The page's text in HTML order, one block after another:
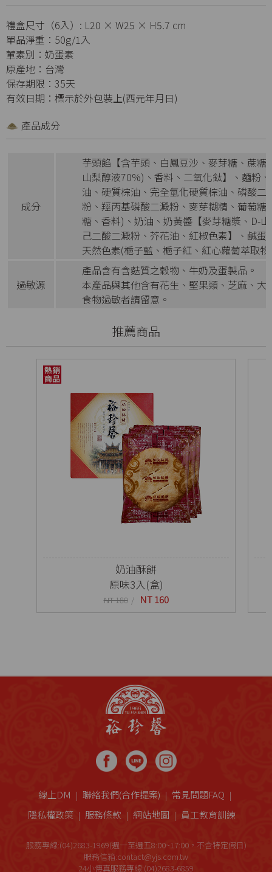
禮盒尺寸（6入）: L20 × W25 × H5.7 cm
單品淨重：50g/1入
葷素別：奶蛋素
原產地：台灣
保存期限：35天
有效日期：標示於外包裝上(西元年月日)
產品成分
成分
芋頭餡【含芋頭、白鳳豆沙、麥芽糖、蔗
山梨醇液70%)、香料、二氧化鈦】、麵粉
油、硬質棕油、完全氫化硬質棕油、磷酸
粉、羥丙基磷酸二澱粉、麥芽糊精、葡萄
糖、香料)、奶油、奶黃醬【麥芽糖漿、D-
己二酸二澱粉、芥花油、紅椒色素】、鹹
天然色素(梔子藍、梔子紅、紅心蘿蔔萃取
過敏源
產品含有含麩質之穀物、牛奶及蛋製品。
本產品與其他含有花生、堅果類、芝麻、
食物過敏者請留意。
推薦商品
奶油酥餅
原味3入(盒)
NT 180 NT 160
線上DM 聯絡我們(合作提案)
常見問題FAQ
隱私權政策
服務條款 網站地圖 員工教育訓練
服務專線:(04)2683-1969(週一至週五8:00~17:00，不含特定假日)
服務信箱:contact@yjs.com.tw
24小傳真服務專線:(04)2683-6859